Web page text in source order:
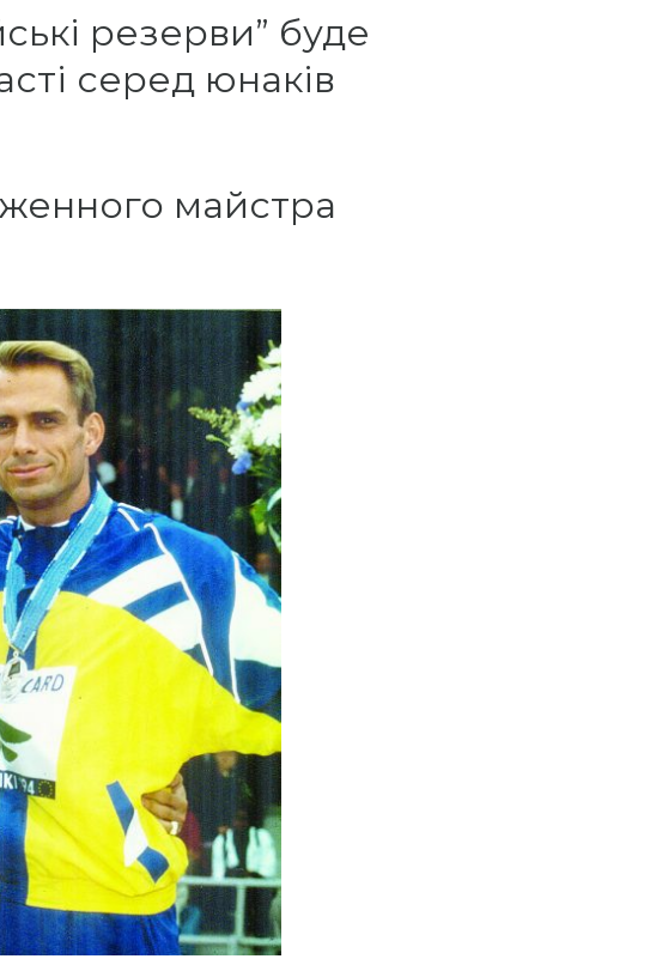
резерви” буде
серед юнаків
майстра